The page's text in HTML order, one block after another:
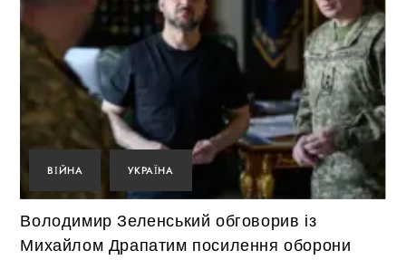
ВІЙНА УКРАЇНА
Володимир Зеленський обговорив із
Михайлом Драпатим посилення оборони